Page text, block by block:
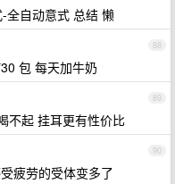
全自动意式 总结 懒
88
包 每天加牛奶
89
不起 挂耳更有性价比
90
疲劳的受体变多了